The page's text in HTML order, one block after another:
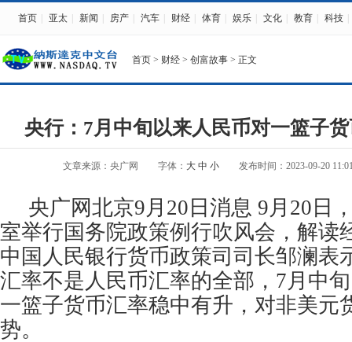
首页 亚太 新闻 房产 汽车 财经 体育 娱乐 文化 教育 科技
首页 > 财经 > 创富故事 > 正文
央行：7月中旬以来人民币对一篮子
文章来源：央广网 字体： 大 中 小 发布时间：2023-09-20
央广网北京9月20日消息 9月20日
室举行国务院政策例行吹风会，解读
中国人民银行货币政策司司长邹澜表
汇率不是人民币汇率的全部，7月中
一篮子货币汇率稳中有升，对非美元
势。